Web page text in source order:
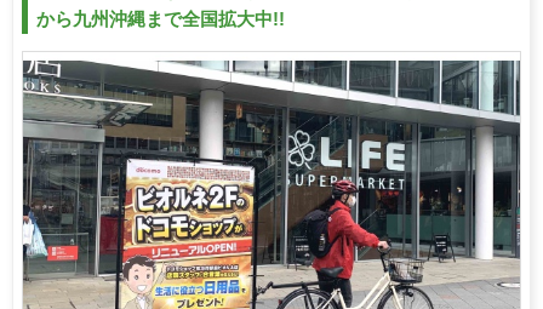
から九州沖縄まで全国拡大中!!